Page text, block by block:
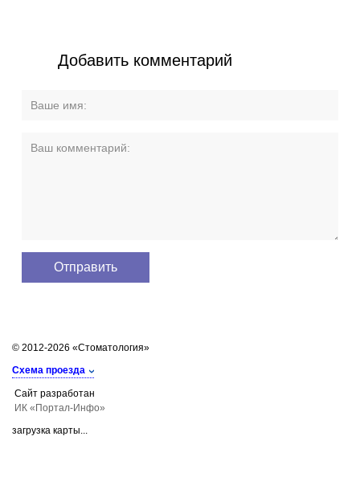
Добавить комментарий
© 2012-2026 «Стоматология»
Схема проезда
Сайт разработан
ИК «Портал-Инфо»
загрузка карты...